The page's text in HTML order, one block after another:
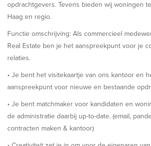
opdrachtgevers. Tevens bieden wij woningen
Haag en regio.
Functie omschrijving: Als commercieel
Real Estate ben je het aanspreekpunt voor je
relaties.
• Je bent het visitekaartje van ons kantoor en
aanspreekpunt voor nieuwe en bestaande
• Je bent matchmaker voor kandidaten en
de administratie daarbij up-to-date. (email,
contracten maken & kantoor)